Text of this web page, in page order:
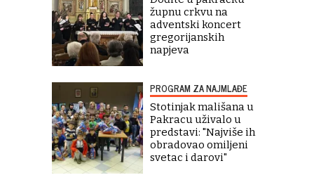
župnu crkvu na
adventski koncert
gregorijanskih
napjeva
PROGRAM ZA NAJMLAĐE
Stotinjak mališana u
Pakracu uživalo u
predstavi: "Najviše ih
obradovao omiljeni
svetac i darovi"